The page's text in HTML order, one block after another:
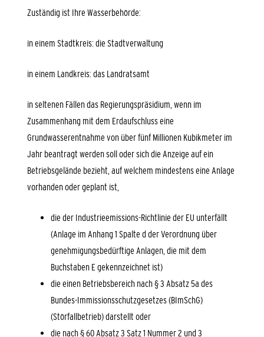
Zuständig ist Ihre Wasserbehörde:
in einem Stadtkreis: die Stadtverwaltung
in einem Landkreis: das Landratsamt
in seltenen Fällen das Regierungspräsidium, wenn im
Zusammenhang mit dem Erdaufschluss eine
Grundwasserentnahme von über fünf Millionen Kubikmeter im
Jahr beantragt werden soll oder sich die Anzeige auf ein
Betriebsgelände bezieht, auf welchem mindestens eine Anlage
vorhanden oder geplant ist,
die der Industrieemissions-Richtlinie der EU unterfällt
(Anlage im Anhang 1 Spalte d der Verordnung über
genehmigungsbedürftige Anlagen, die mit dem
Buchstaben E gekennzeichnet ist)
die einen Betriebsbereich nach § 3 Absatz 5a des
Bundes-Immissionsschutzgesetzes (BImSchG)
(Störfallbetrieb) darstellt oder
die nach § 60 Absatz 3 Satz 1 Nummer 2 und 3